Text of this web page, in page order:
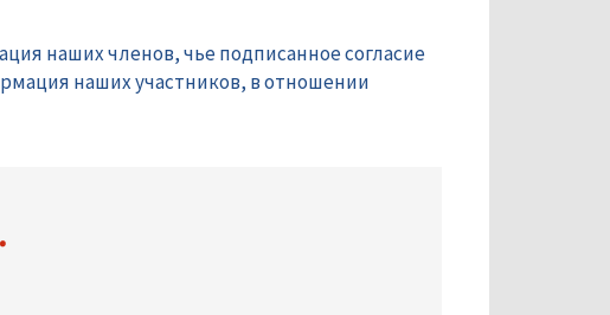
наших членов, чье подписанное согласие
наших участников, в отношении